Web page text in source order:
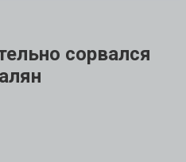
сорвался